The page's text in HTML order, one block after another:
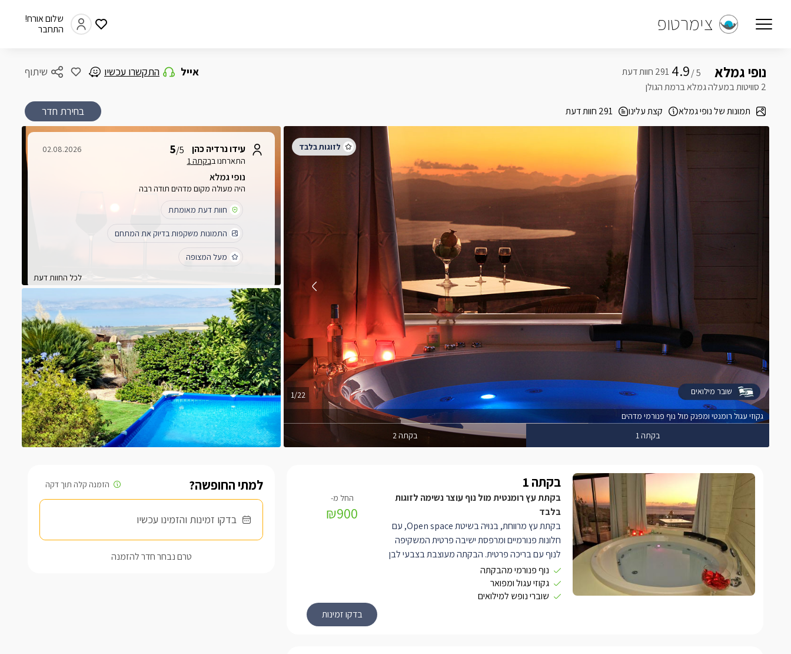
צימרטופ
שלום אורח!
התחבר
נופי גמלא 5 /
4.9
2 סוויטות במעלה גמלא ברמת הגולן
תמונות של נופי גמלא
קצת עלינו 291 חוות דעת
שיתוף אייל התקשרו עכשיו
בחירת חדר
גקוזי עגול רומנטי ומפנק מול נוף פנורמי מדהים
1/22
בקתה 1 בקתה 2
עידו נרדיה כהן 5/5
התארחנו בבקתה 1
02.08.2026
נופי גמלא
היה מעולה מקום מדהים תודה רבה
חוות דעת מאומתת
התמונות משקפות בדיוק את המתחם
מעל המצופה
לכל החוות דעת
שובר מילואים
למתי החופשה?
בדקו זמינות והזמינו עכשיו
טרם נבחר חדר להזמנה
בקתה 1
בקתת עץ רומנטית מול נוף עוצר נשימה לזוגות
בלבד
בקתת עץ מרווחת, בנויה בשיטת Open space, עם
חלונות פנורמיים ומרפסת ישיבה פרטית המשקיפה
לנוף עם בריכה פרטית. הבקתה מעוצבת בצבעי לבן
ובעלת רצפת פרקט חומה. תיהנו ממיטה זוגית
נוף פנורמי מהבקתה
גקוזי עגול ומפואר
שוברי נופש למילואים
₪900